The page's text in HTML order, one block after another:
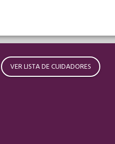
VER LISTA DE CUIDADORES